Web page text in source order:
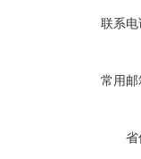
联系电
常用邮
省